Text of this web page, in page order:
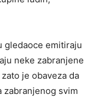
gledaoce emitiraju
neke zabranjene
je obaveza da
zabranjenog svim